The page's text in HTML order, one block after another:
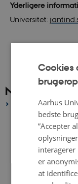
Yderligere
Universitet:
Nyhedsarkiv
juni 2026(2
maj 2026
(2
marts 2026(2
februar 2026(3
januar 2026(3
Cookies
Aarhus
bedste
”Accepter
interagerer
er
at